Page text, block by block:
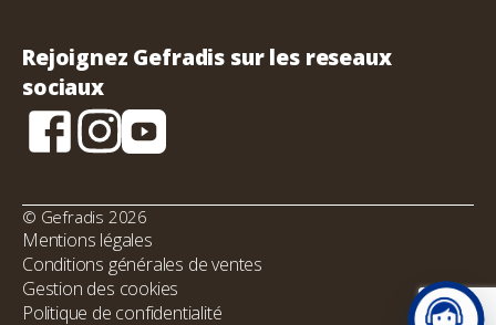
Rejoignez Gefradis sur les reseaux
sociaux
© Gefradis 2026
Mentions légales
Conditions générales de ventes
Gestion des cookies
Politique de confidentialité